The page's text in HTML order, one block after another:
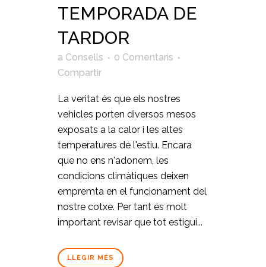
TEMPORADA DE
TARDOR
a Consells
0 Comentaris
Compartir
La veritat és que els nostres
vehicles porten diversos mesos
exposats a la calor i les altes
temperatures de l'estiu. Encara
que no ens n'adonem, les
condicions climàtiques deixen
empremta en el funcionament del
nostre cotxe. Per tant és molt
important revisar que tot estigui...
LLEGIR MÉS